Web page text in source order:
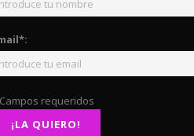
requeridos